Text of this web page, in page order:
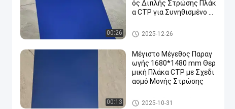
00:26
ός Διπλής Στρώσης Πλάκ
α CTP για Συνηθισμένο Μ
Διπλό πιάτο στρώματος ΚΠΜ
(Κοινή Πολιτική Μεταφορών)
2025-12-26
00:13
Μέγιστο Μέγεθος Παραγ
ωγής 1680*1480 mm Θερ
μική Πλάκα CTP με Σχεδι
ασμό Μονής Στρώσης
θερμικό πιάτο ΚΠΜ (Κοινή Πο
2025-10-31